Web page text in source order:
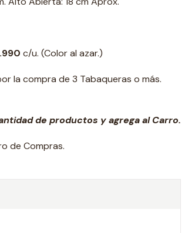
c/u. (Color al azar.)
la compra de 3 Tabaqueras o más.
de productos y agrega al Carro.
de Compras.